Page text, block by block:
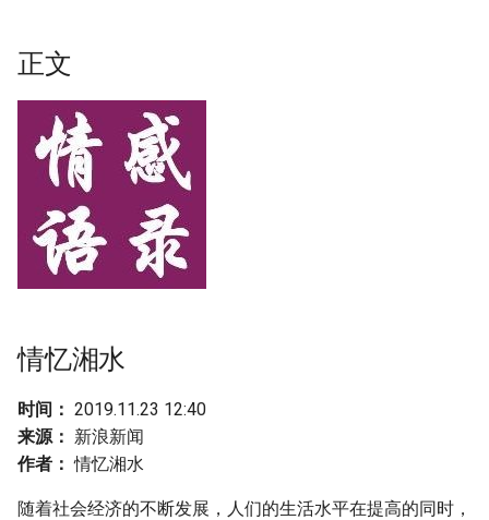
e
r
c
h
附加信息 [Processed Page
正文
情忆湘水
时间： 2019.11.23 12:40
来源： 新浪新闻
作者： 情忆湘水
随着社会经济的不断发展，人们的生活水平在提高的同时，